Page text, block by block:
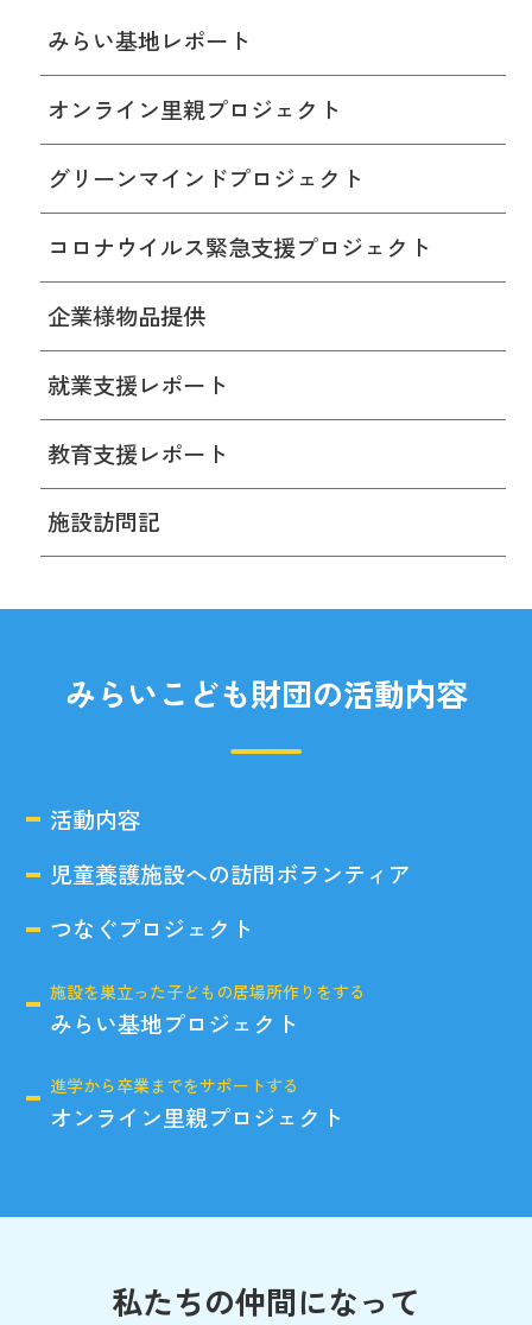
みらい基地レポート
オンライン里親プロジェクト
グリーンマインドプロジェクト
コロナウイルス緊急支援プロジェクト
企業様物品提供
就業支援レポート
教育支援レポート
施設訪問記
みらいこども財団の活動内容
活動内容
児童養護施設への訪問ボランティア
つなぐプロジェクト
施設を巣立った子どもの居場所作りをする
みらい基地プロジェクト
進学から卒業までをサポートする
オンライン里親プロジェクト
私たちの仲間になって